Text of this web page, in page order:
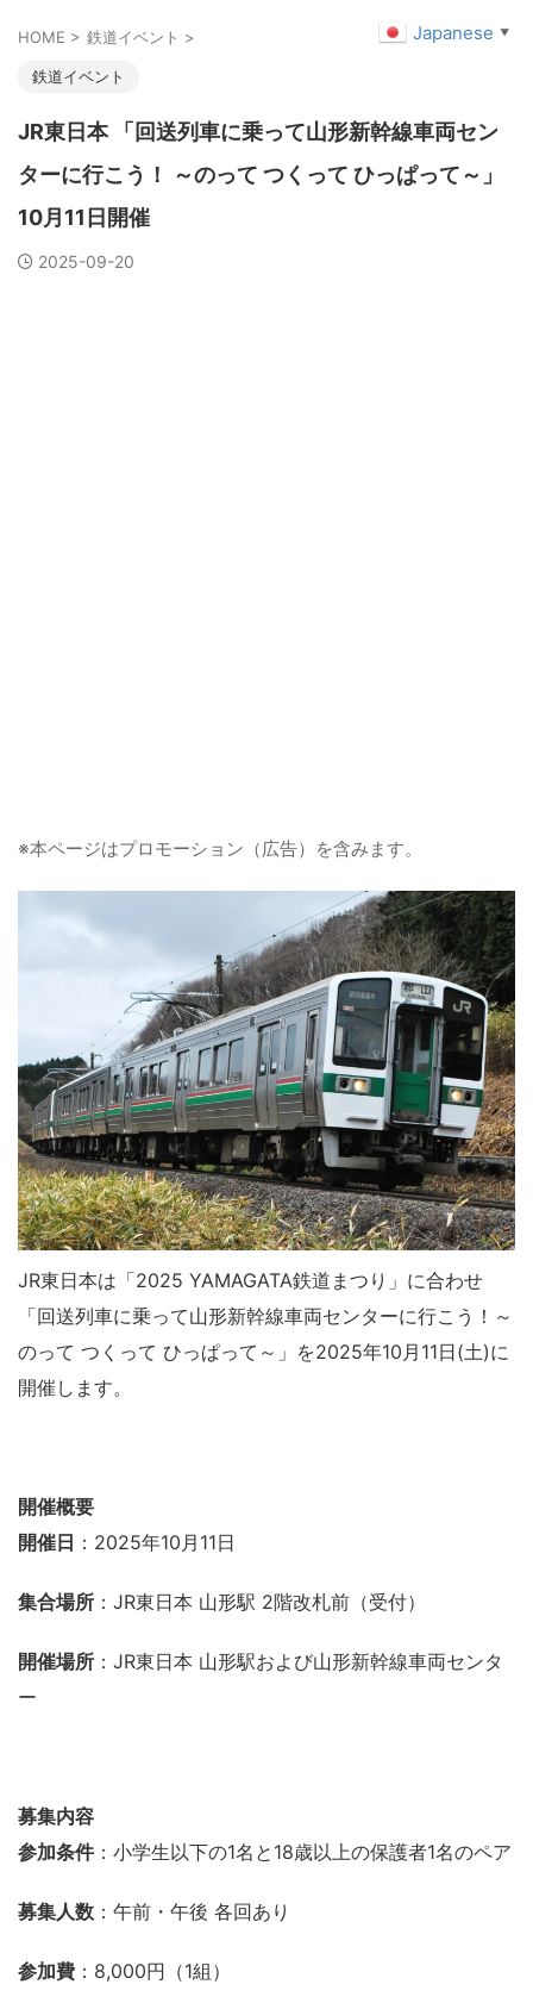
HOME > 鉄道イベント >
鉄道イベント
JR東日本 「回送列車に乗って山形新幹線車両セン
ターに行こう！ ～のって つくって ひっぱって～」
10月11日開催
2025-09-20
※本ページはプロモーション（広告）を含みます。
JR東日本は「2025 YAMAGATA鉄道まつり」に合わせ
「回送列車に乗って山形新幹線車両センターに行こう！～
のって つくって ひっぱって～」を2025年10月11日(土)に
開催します。
開催概要
開催日 ：2025年10月11日
集合場所 ：JR東日本 山形駅 2階改札前（受付）
開催場所 ：JR東日本 山形駅および山形新幹線車両センタ
ー
募集内容
参加条件：小学生以下の1名と18歳以上の保護者1名のペア
募集人数 ：午前・午後 各回あり
参加費 ：8,000円（1組）
Japanese ▼